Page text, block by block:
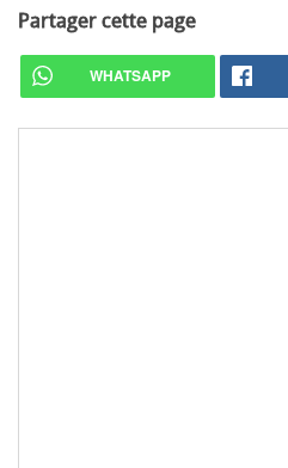
Partager cette page
WHATSAPP